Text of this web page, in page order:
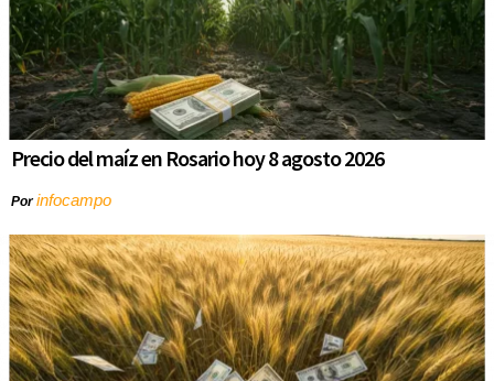
Precio del maíz en Rosario hoy 8 agosto 2026
Porinfocampo